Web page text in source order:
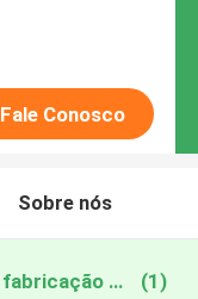
Fale Conosco
Sobre nós
aluminium square tube 50x50 fabricação online (1)